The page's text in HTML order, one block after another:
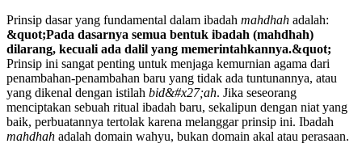
Prinsip dasar yang fundamental dalam ibadah mahdhah adalah:
&quot;Pada dasarnya semua bentuk ibadah (mahdhah)
dilarang, kecuali ada dalil yang memerintahkannya.&quot;
Prinsip ini sangat penting untuk menjaga kemurnian agama dari
penambahan-penambahan baru yang tidak ada tuntunannya, atau
yang dikenal dengan istilah bid&#x27;ah. Jika seseorang
menciptakan sebuah ritual ibadah baru, sekalipun dengan niat yang
baik, perbuatannya tertolak karena melanggar prinsip ini. Ibadah
mahdhah adalah domain wahyu, bukan domain akal atau perasaan.